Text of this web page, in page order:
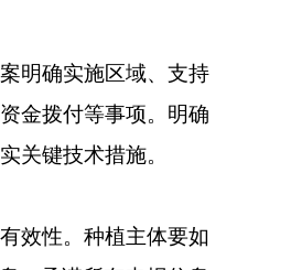
明确实施区域、支持
金拨付等事项。明确
关键技术措施。
效性。种植主体要如